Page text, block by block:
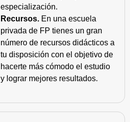
especialización.
Recursos. En una escuela
privada de FP tienes un gran
número de recursos didácticos a
tu disposición con el objetivo de
hacerte más cómodo el estudio
y lograr mejores resultados.